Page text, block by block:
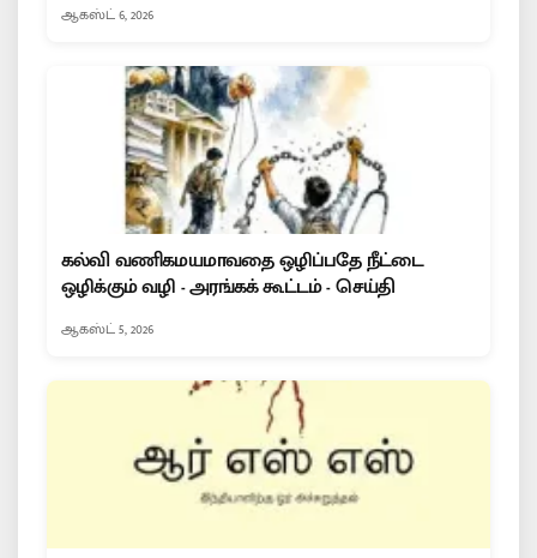
ஆகஸ்ட் 6, 2026
கல்வி வணிகமயமாவதை ஒழிப்பதே நீட்டை
ஒழிக்கும் வழி - அரங்கக் கூட்டம் - செய்தி
ஆகஸ்ட் 5, 2026